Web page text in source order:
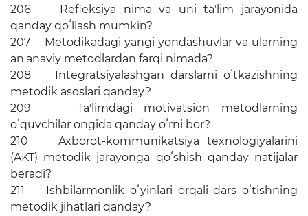
206 Refleksiya nima va uni taʼlim jarayonida
qanday qoʻllash mumkin?
207 Metodikadagi yangi yondashuvlar va ularning
anʼanaviy metodlardan farqi nimada?
208 Integratsiyalashgan darslarni oʻtkazishning
metodik asoslari qanday?
209 Taʼlimdagi motivatsion metodlarning
oʻquvchilar ongida qanday oʻrni bor?
210 Axborot-kommunikatsiya texnologiyalarini
(AKT) metodik jarayonga qoʻshish qanday natijalar
beradi?
211 Ishbilarmonlik oʻyinlari orqali dars oʻtishning
metodik jihatlari qanday?